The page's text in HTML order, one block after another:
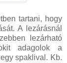
tartani, hogy
A lezárásnál
lezárható
adagolok a
spaklival. Kb.